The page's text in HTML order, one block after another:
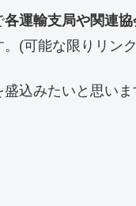
各運輸支局や関連
(可能な限りリン
込みたいと思い